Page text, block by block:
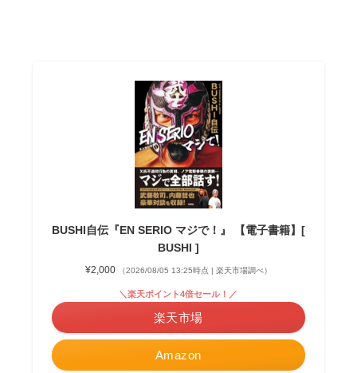
BUSHI自伝『EN SERIO マジで！』 【電子書籍】[
BUSHI ]
¥2,000 （2026/08/05 13:25時点 | 楽天市場調べ）
Amazon
＼楽天ポイント4倍セール！／
楽天市場